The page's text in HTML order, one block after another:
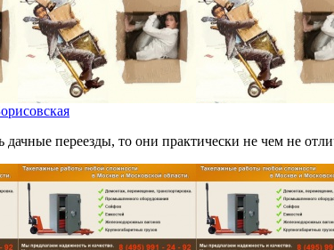
дачные переезды, то они практически не чем не